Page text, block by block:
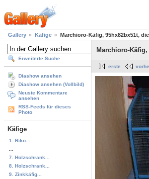
Gallery Käfige Marchioro-Käfig, 95hx82bx51t,
Erweiterte Suche
Diashow ansehen
Diashow ansehen (Vollbild)
Neuste Kommentare
ansehen
RSS-Feeds für dieses
Photo
Käfige
1. Riko...
7. Holzschrank...
8. Holzschrank...
9. Zinkkäfig...
Marchioro-
erste